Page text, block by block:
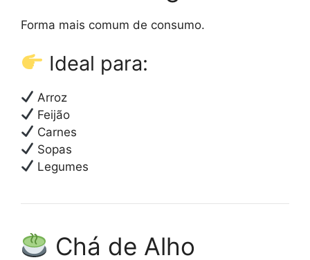
Forma mais comum de consumo.
Ideal para:
Arroz
Feijão
Carnes
Sopas
Legumes
Chá de Alho